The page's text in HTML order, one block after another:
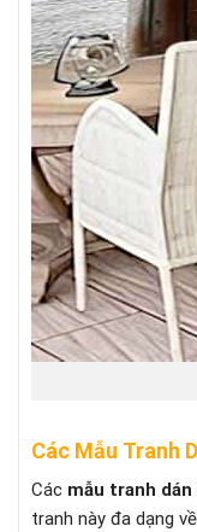
Các Mẫu Tranh
Các mẫu tranh
tranh này đa dạng